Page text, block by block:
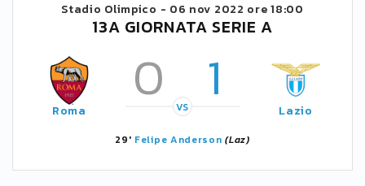
Stadio Olimpico - 06 nov 2022 ore 18:00
13A GIORNATA SERIE A
Roma 0 1
VS Lazio
29' Felipe Anderson (Laz)